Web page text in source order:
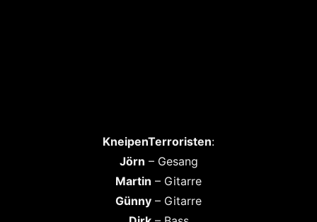
KneipenTerroristen:
Jörn – Gesang
Martin – Gitarre
Günny – Gitarre